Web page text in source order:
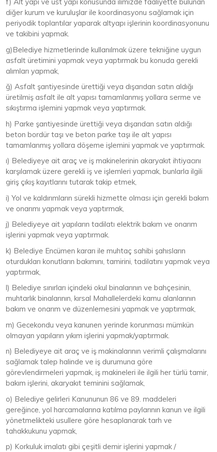
diğer kurum ve kuruluşlar ile koordinasyonu sağlamak için
periyodik toplantılar yaparak altyapı işlerinin koordinasyonunu
ve takibini yapmak.
g)Belediye hizmetlerinde kullanılmak üzere tekniğine uygun
asfalt üretimini yapmak veya yaptırmak bu konuda gerekli
alımları yapmak,
ğ) Asfalt şantiyesinde ürettiği veya dışarıdan satın aldığı
üretilmiş asfalt ile alt yapısı tamamlanmış yollara serme ve
sıkıştırma işlemini yapmak veya yaptırmak.
h) Parke şantiyesinde ürettiği veya dışarıdan satın aldığı
beton bordür taşı ve beton parke taşı ile alt yapısı
tamamlanmış yollara döşeme işlemini yapmak ve yaptırmak.
ı) Belediyeye ait araç ve iş makinelerinin akaryakıt ihtiyacını
karşılamak üzere gerekli iş ve işlemleri yapmak, bunlarla ilgili
giriş çıkış kayıtlarını tutarak takip etmek,
i) Yol ve kaldırımların sürekli hizmette olması için gerekli bakım
ve onarımı yapmak veya yaptırmak,
j) Belediyeye ait yapıların tadilatı elektrik bakım ve onarım
işlerini yapmak veya yaptırmak.
k) Belediye Encümen kararı ile muhtaç sahibi şahısların
oturdukları konutların bakımını, tamirini, tadilatını yapmak veya
yaptırmak,
l) Belediye sınırları içindeki okul binalarının ve bahçesinin,
muhtarlık binalarının, kırsal Mahallelerdeki kamu alanlarının
bakım ve onarım ve düzenlemesini yapmak ve yaptırmak,
m) Gecekondu veya kanunen yerinde korunması mümkün
olmayan yapıların yıkım işlerini yapmak/yaptırmak.
n) Belediyeye ait araç ve iş makinalarının verimli çalışmalarını
sağlamak talep halinde ve iş durumuna göre
görevlendirmeleri yapmak, iş makineleri ile ilgili her türlü tamir,
bakım işlerini, akaryakıt teminini sağlamak,
o) Belediye gelirleri Kanununun 86 ve 89. maddeleri
gereğince, yol harcamalarına katılma paylarının kanun ve ilgili
yönetmelikteki usullere göre hesaplanarak tarh ve
tahakkukunu yapmak,
p) Korkuluk imalatı gibi çeşitli demir işlerini yapmak /